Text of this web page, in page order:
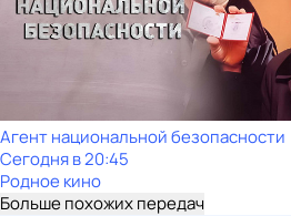
Агент национальной безопасности
Сегодня в 20:45
Родное кино
Больше похожих передач